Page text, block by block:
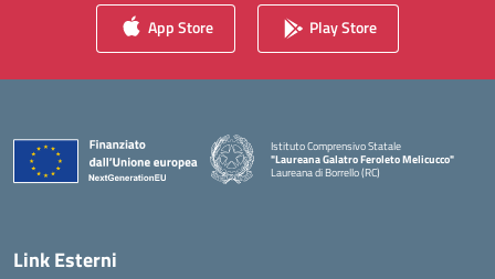
App Store Play Store
Istituto Comprensivo Statale
"Laureana Galatro Feroleto Melicucco"
Laureana di Borrello (RC)
Link Esterni